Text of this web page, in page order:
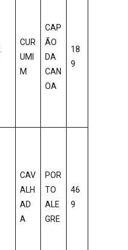
CUR
UMI
M
CAP
ÃO
DA
CAN
OA
18
9
CAV
ALH
AD
A
POR
TO
ALE
GRE
46
9